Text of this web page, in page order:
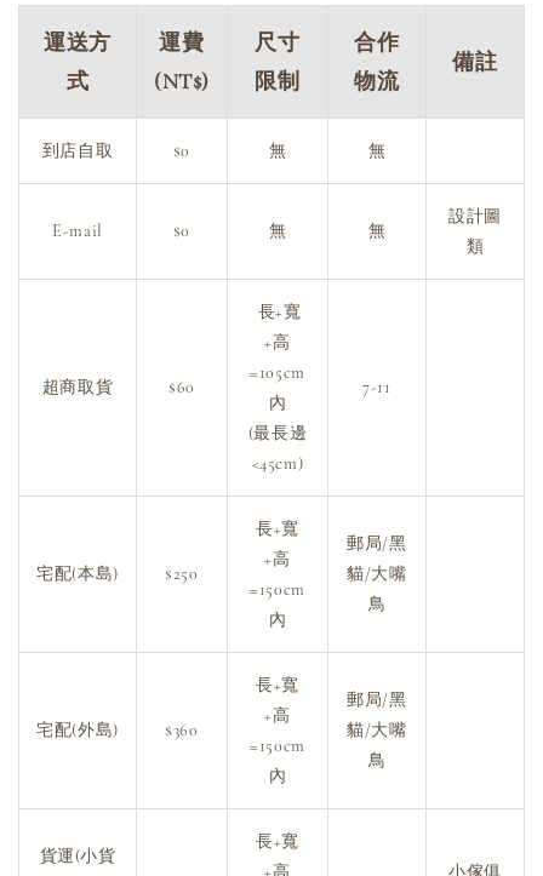
運送方
式
運費
(NT$)
尺寸
限制
合作
物流
備註
到店自取 $0 無 無
E-mail $0 無 無
設計圖
類
超商取貨 $60
長+寬
+高
=105cm
內
(最長邊
<45cm)
7-11
宅配(本島) $250
長+寬
+高
=150cm
內
郵局/黑
貓/大嘴
鳥
宅配(外島) $360
長+寬
+高
=150cm
內
郵局/黑
貓/大嘴
鳥
貨運(小貨
長+寬